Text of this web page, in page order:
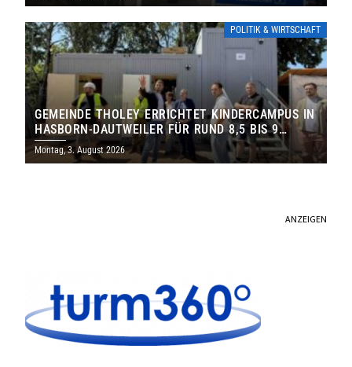
POLITIK & WIRTSCHAFT
GEMEINDE THOLEY ERRICHTET KINDERCAMPUS IN
HASBORN-DAUTWEILER FÜR RUND 8,5 BIS 9
MILLIONEN EURO
Montag, 3. August 2026
ANZEIGEN